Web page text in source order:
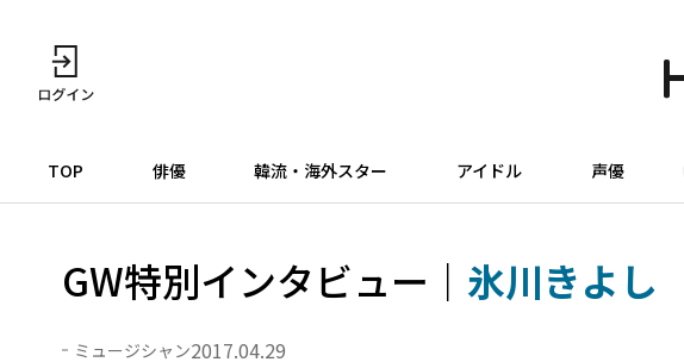
TOP 俳優 韓流・海外スター アイドル 声優
GW特別インタビュー｜ 氷川きよし
ミュージシャン2017.04.29